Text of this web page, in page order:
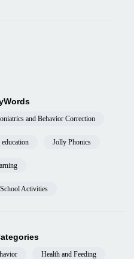
and Behavior Correction
Jolly Phonics
Activities
Health and Feeding